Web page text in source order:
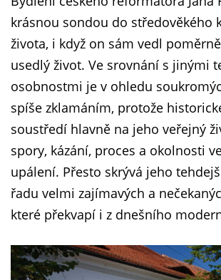
krásnou sondou do středověkého
života, i když on sám vedl
usedlý život. Ve srovnání s jinými
osobnostmi je v ohledu
spíše zklamáním, protože
soustředí hlavně na jeho veřejný
spory, kázání, proces a okolnosti
upálení. Přesto skrývá jeho
řadu velmi zajímavých a
které překvapí i z dnešního